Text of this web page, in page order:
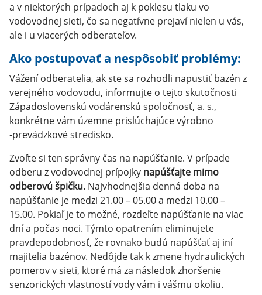
a v niektorých prípadoch aj k poklesu tlaku vo
vodovodnej sieti, čo sa negatívne prejaví nielen u vás,
ale i u viacerých odberateľov.
Ako postupovať a nespôsobiť problémy:
Vážení odberatelia, ak ste sa rozhodli napustiť bazén z
verejného vodovodu, informujte o tejto skutočnosti
Západoslovenskú vodárenskú spoločnosť, a. s.,
konkrétne vám územne prislúchajúce výrobno
‑prevádzkové stredisko.
Zvoľte si ten správny čas na napúšťanie. V prípade
odberu z vodovodnej prípojky napúšťajte mimo
odberovú špičku. Najvhodnejšia denná doba na
napúšťanie je medzi 21.00 – 05.00 a medzi 10.00 –
15.00. Pokiaľ je to možné, rozdeľte napúšťanie na viac
dní a počas noci. Týmto opatrením eliminujete
pravdepodobnosť, že rovnako budú napúšťať aj iní
majitelia bazénov. Nedôjde tak k zmene hydraulických
pomerov v sieti, ktoré má za následok zhoršenie
senzorických vlastností vody vám i vášmu okoliu.